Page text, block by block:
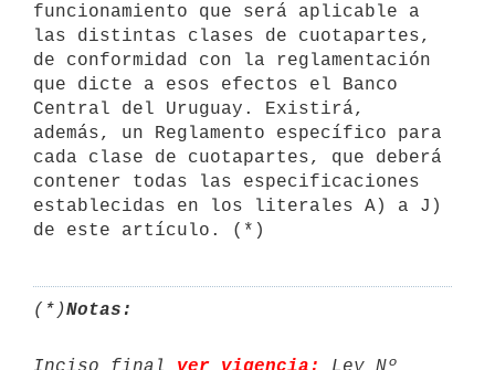
funcionamiento que será aplicable a
las distintas clases de cuotapartes,
de conformidad con la reglamentación
que dicte a esos efectos el Banco
Central del Uruguay. Existirá,
además, un Reglamento específico para
cada clase de cuotapartes, que deberá
contener todas las especificaciones
establecidas en los literales A) a J)
(*)Notas: